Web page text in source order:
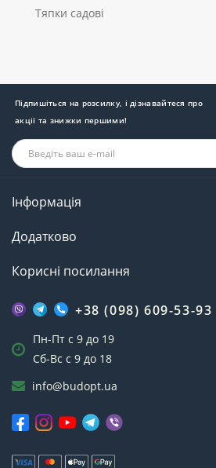
Тяпки садові
Підпишіться на розсилку, і дізнавайтеся про
акції та знижки першими!
Інформація
Додатково
Корисні посилання
+38 (098) 609-53-93
Пн-Пт с 9 до 19
Сб-Вс с 9 до 18
info@budopt.ua